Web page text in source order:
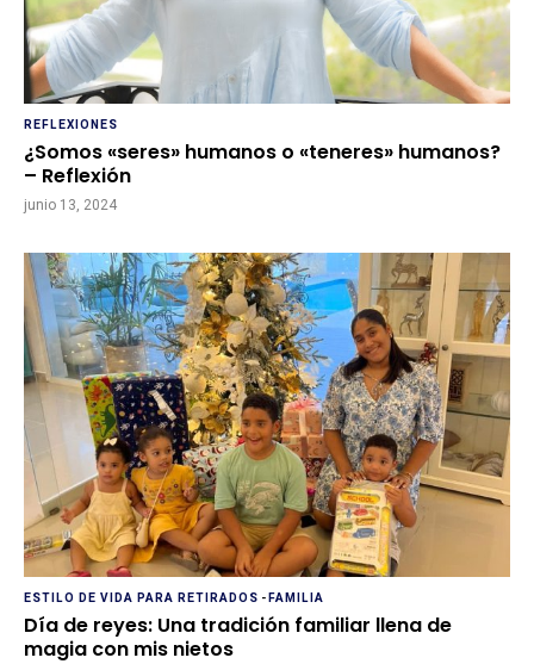
REFLEXIONES
¿Somos «seres» humanos o «teneres» humanos?
– Reflexión
junio 13, 2024
ESTILO DE VIDA PARA RETIRADOS -FAMILIA
Día de reyes: Una tradición familiar llena de
magia con mis nietos